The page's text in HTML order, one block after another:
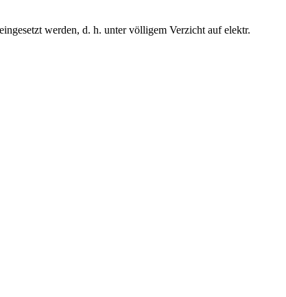
werden, d. h. unter völligem Verzicht auf elektr.